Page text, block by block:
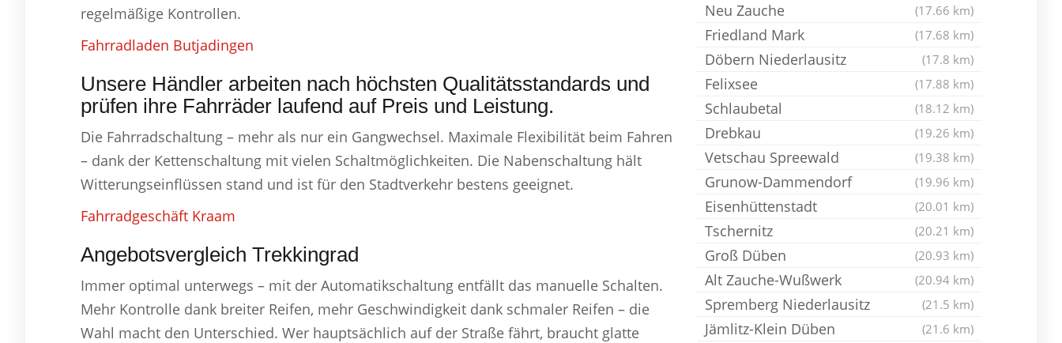
regelmäßige Kontrollen.
Fahrradladen Butjadingen
Unsere Händler arbeiten nach höchsten Qualitätsstandards und
prüfen ihre Fahrräder laufend auf Preis und Leistung.
Die Fahrradschaltung – mehr als nur ein Gangwechsel. Maximale Flexibilität beim Fahren
– dank der Kettenschaltung mit vielen Schaltmöglichkeiten. Die Nabenschaltung hält
Witterungseinflüssen stand und ist für den Stadtverkehr bestens geeignet.
Fahrradgeschäft Kraam
Angebotsvergleich Trekkingrad
Immer optimal unterwegs – mit der Automatikschaltung entfällt das manuelle Schalten.
Mehr Kontrolle dank breiter Reifen, mehr Geschwindigkeit dank schmaler Reifen – die
Wahl macht den Unterschied. Wer hauptsächlich auf der Straße fährt, braucht glatte
Neu Zauche (17.66 km)
Friedland Mark (17.68 km)
Döbern Niederlausitz (17.8 km)
Felixsee (17.88 km)
Schlaubetal (18.12 km)
Drebkau (19.26 km)
Vetschau Spreewald (19.38 km)
Grunow-Dammendorf (19.96 km)
Eisenhüttenstadt (20.01 km)
Tschernitz (20.21 km)
Groß Düben (20.93 km)
Alt Zauche-Wußwerk (20.94 km)
Spremberg Niederlausitz (21.5 km)
Jämlitz-Klein Düben (21.6 km)